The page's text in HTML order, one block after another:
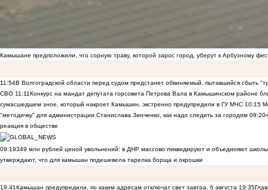
Камышане предположили, что сорную траву, которой зарос город, уберут к Арбузному
11:54В Волгоградской области перед судом предстанет обвиняемый, пытавшийся сбыть
СВО 11:11Конкурс на мандат депутата горсовета Петрова Вала в Камышинском районе
сумасшедшем зное, который накроет Камышин, экстренно предупредили в ГУ МЧС 10:15
"методичку" для администрации Станислава Зинченко, как надо следить за городом 09:20
реакция в обществе
09:19349 млн рублей ценой увольнений: в ДНР массово ликвидируют и объединяют
утверждают, что для камышан подешевела тарелка борща и окрошки
19:41Камышан предупредили, по каким адресам отключат свет завтра, 6 августа 19:35